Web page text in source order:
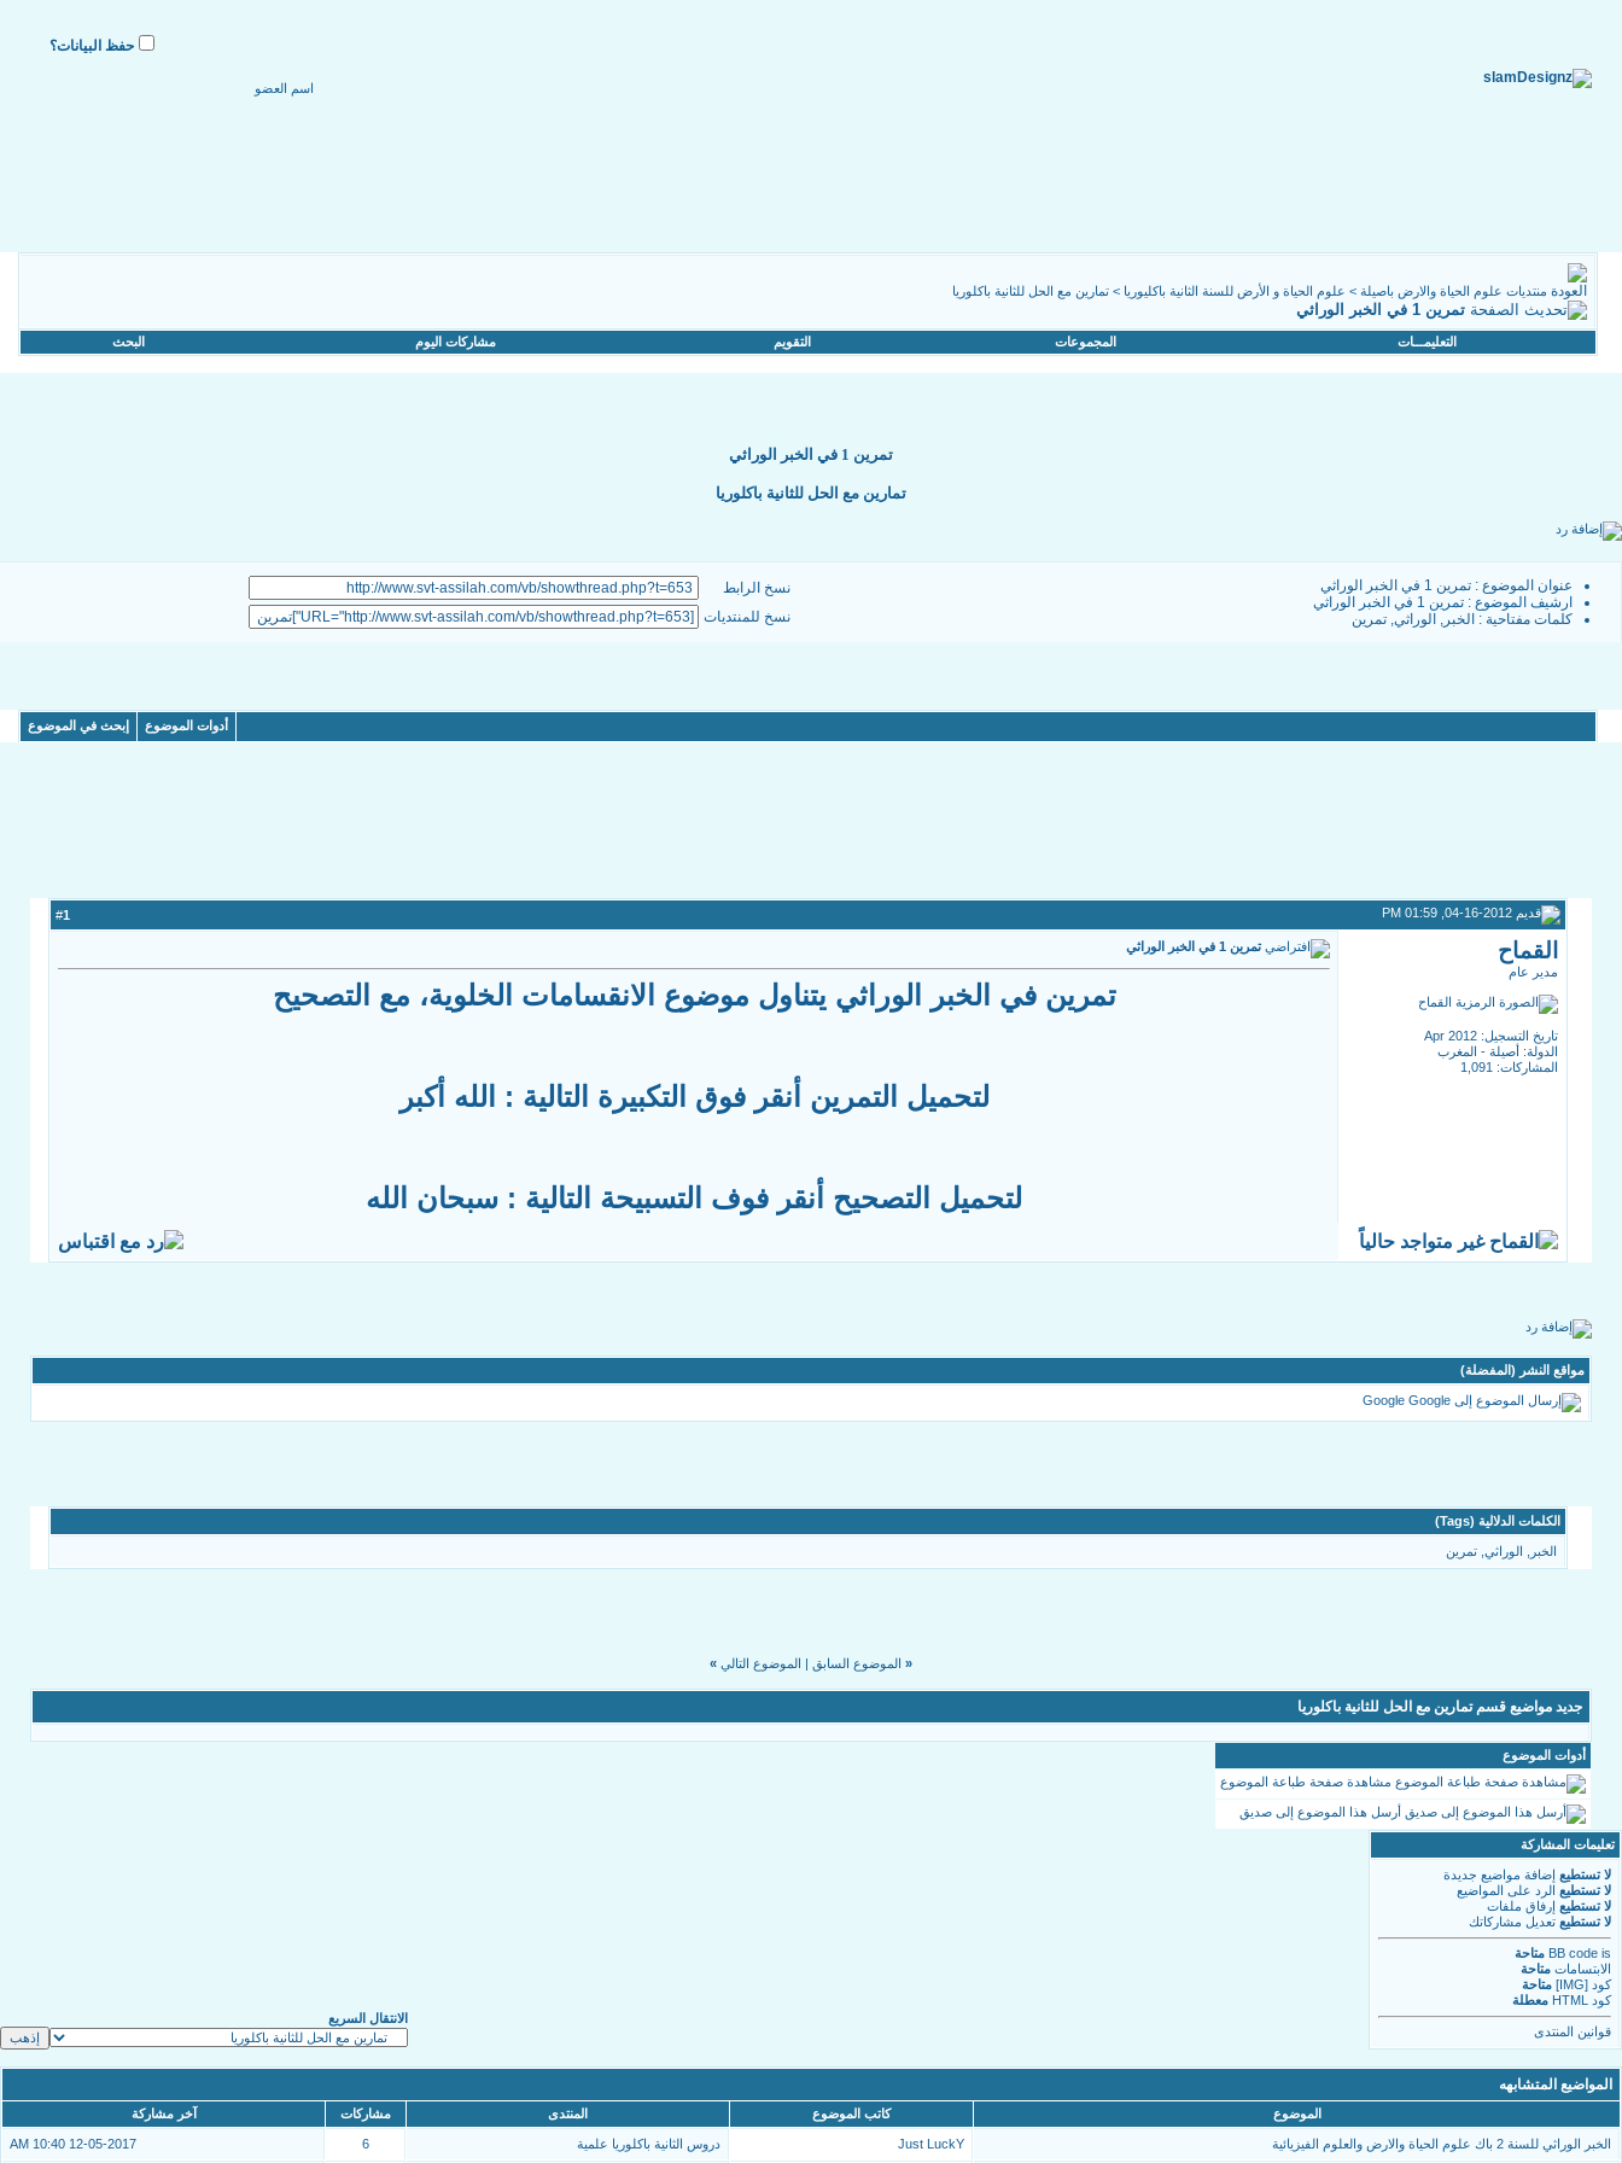
حفظ البيانات؟
منتديات علوم الحياة والارض باصيلة > علوم الحياة و الأرض للسنة الثانية باكليوريا > تمارين مع الحل للثانية باكلوريا
تمرين 1 في الخبر الوراثي
التعليمـــات المجموعات التقويم مشاركات اليوم البحث
تمرين 1 في الخبر الوراثي
تمارين مع الحل للثانية باكلوريا
عنوان الموضوع : تمرين 1 في الخبر الوراثي
ارشيف الموضوع : تمرين 1 في الخبر الوراثي
كلمات مفتاحية : الخبر , الوراثي, تمرين
نسخ الرابط
نسخ للمنتديات
أدوات الموضوع إبحث في الموضوع
1
القماح
مدير عام
تاريخ التسجيل: Apr 2012
الدولة: أصيلة - المغرب
المشاركات: 1,091
تمرين 1 في الخبر الوراثي
تمرين في الخبر الوراثي يتناول موضوع الانقسامات الخلوية، مع التصحيح
لتحميل التمرين أنقر فوق التكبيرة التالية : الله أكبر
لتحميل التصحيح أنقر فوف التسبيحة التالية : سبحان الله
مواقع النشر (المفضلة)
Google
الكلمات الدلالية (Tags)
الخبر الوراثي تمرين
« الموضوع السابق | الموضوع التالي »
جديد مواضيع قسم تمارين مع الحل للثانية باكلوريا
أدوات الموضوع
مشاهدة صفحة طباعة الموضوع
أرسل هذا الموضوع إلى صديق
تعليمات المشاركة
لا تستطيع إضافة مواضيع جديدة
لا تستطيع الرد على المواضيع
لا تستطيع إرفاق ملفات
لا تستطيع تعديل مشاركاتك
BB code is
متاحة
الابتسامات متاحة
كود [IMG]
متاحة
كود HTML
معطلة
قوانين المنتدى
الانتقال السريع
المواضيع المتشابهه
الموضوع كاتب الموضوع المنتدى مشاركات آخر مشاركة
الخبر الوراثي للسنة 2 باك علوم الحياة والارض والعلوم الفيزيائية Just LuckY دروس الثانية باكلوريا علمية 6
12-05-2017
10:40 AM